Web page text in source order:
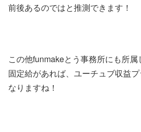
前後あるのではと推測できます！
この他funmakeとう事務所にも所属
固定給があれば、ユーチュブ収益
なりますね！